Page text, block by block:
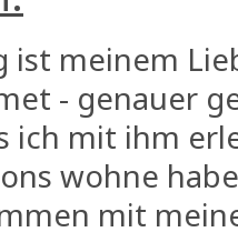
ist meinem
- genauer
ich mit ihm
wohne
mit